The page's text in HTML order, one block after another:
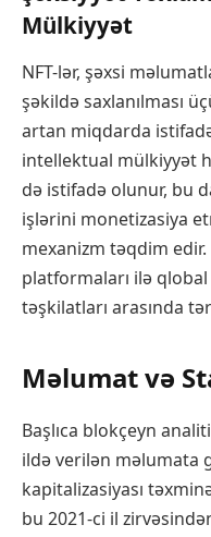
Mülkiyyət
NFT-lər, şəxsi
şəkildə saxlanılması
artan miqdarda
intellektual mülkiyyət
də istifadə olunur, bu
işlərini monetizasiya
mexanizm təqdim
platformaları ilə
təşkilatları arasında
Məlumat və
Başlıca blokçeyn
ildə verilən məlumata
kapitalizasiyası
bu 2021-ci il